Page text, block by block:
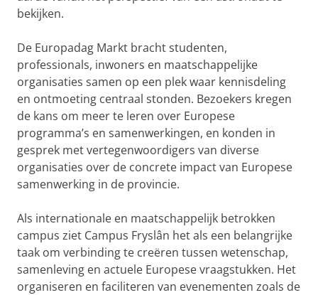
bekijken.
De Europadag Markt bracht studenten,
professionals, inwoners en maatschappelijke
organisaties samen op een plek waar kennisdeling
en ontmoeting centraal stonden. Bezoekers kregen
de kans om meer te leren over Europese
programma’s en samenwerkingen, en konden in
gesprek met vertegenwoordigers van diverse
organisaties over de concrete impact van Europese
samenwerking in de provincie.
Als internationale en maatschappelijk betrokken
campus ziet Campus Fryslân het als een belangrijke
taak om verbinding te creëren tussen wetenschap,
samenleving en actuele Europese vraagstukken. Het
organiseren en faciliteren van evenementen zoals de